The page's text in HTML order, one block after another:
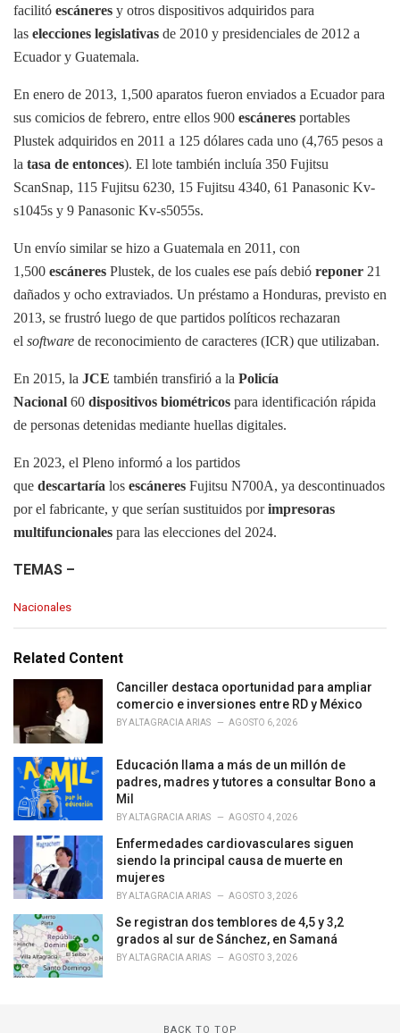
facilitó escáneres y otros dispositivos adquiridos para
las elecciones legislativas de 2010 y presidenciales de 2012 a
Ecuador y Guatemala.
En enero de 2013, 1,500 aparatos fueron enviados a Ecuador para
sus comicios de febrero, entre ellos 900 escáneres portables
Plustek adquiridos en 2011 a 125 dólares cada uno (4,765 pesos a
la tasa de entonces). El lote también incluía 350 Fujitsu
ScanSnap, 115 Fujitsu 6230, 15 Fujitsu 4340, 61 Panasonic Kv-
s1045s y 9 Panasonic Kv-s5055s.
Un envío similar se hizo a Guatemala en 2011, con
1,500 escáneres Plustek, de los cuales ese país debió reponer 21
dañados y ocho extraviados. Un préstamo a Honduras, previsto en
2013, se frustró luego de que partidos políticos rechazaran
el software de reconocimiento de caracteres (ICR) que utilizaban.
En 2015, la JCE también transfirió a la Policía
Nacional 60 dispositivos biométricos para identificación rápida
de personas detenidas mediante huellas digitales.
En 2023, el Pleno informó a los partidos
que descartaría los escáneres Fujitsu N700A, ya descontinuados
por el fabricante, y que serían sustituidos porimpresoras
multifuncionales para las elecciones del 2024.
TEMAS –
C
e
e
Nacionales
Related Content
Canciller destaca oportunidad para ampliar
comercio e inversiones entre RD y México
BYALTAGRACIA ARIAS AGOSTO 6, 2026
Educación llama a más de un millón de
padres, madres y tutores a consultar Bono a
Mil
BYALTAGRACIA ARIAS AGOSTO 4, 2026
Enfermedades cardiovasculares siguen
siendo la principal causa de muerte en
mujeres
BYALTAGRACIA ARIAS AGOSTO 3, 2026
Se registran dos temblores de 4,5 y 3,2
grados al sur de Sánchez, en Samaná
BYALTAGRACIA ARIAS AGOSTO 3, 2026
BACK TO TOP